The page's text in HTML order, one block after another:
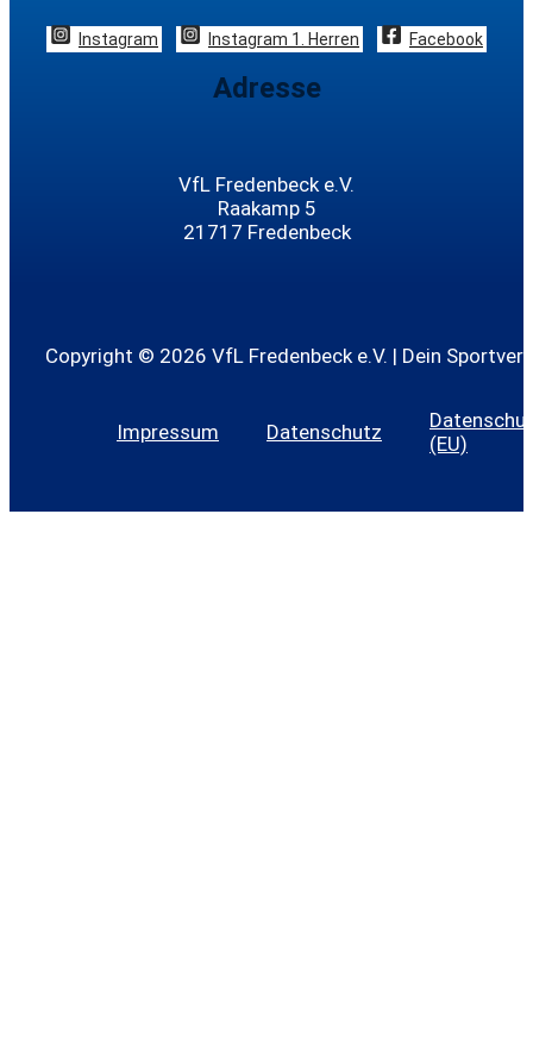
Instagram Instagram 1. Herren Facebook
Adresse
VfL Fredenbeck e.V.
Raakamp 5
21717 Fredenbeck
Copyright © 2026 VfL Fredenbeck e.V. | Dein
Impressum Datenschutz
(EU)